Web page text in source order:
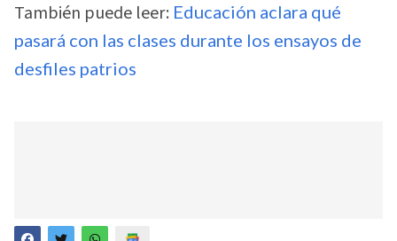
También puede leer: Educación aclara qué
pasará con las clases durante los ensayos de
desfiles patrios